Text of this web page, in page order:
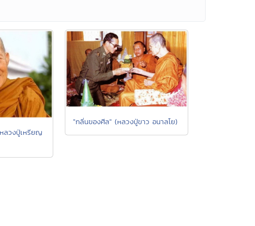
ลวงปู่เหรียญ
"กลิ่นของศีล" (หลวงปู่ขาว อนาลโย)